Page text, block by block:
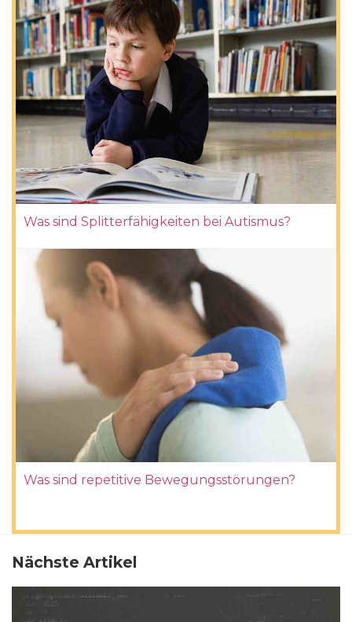
Was sind Splitterfähigkeiten bei Autismus?
Was sind repetitive Bewegungsstörungen?
Nächste Artikel